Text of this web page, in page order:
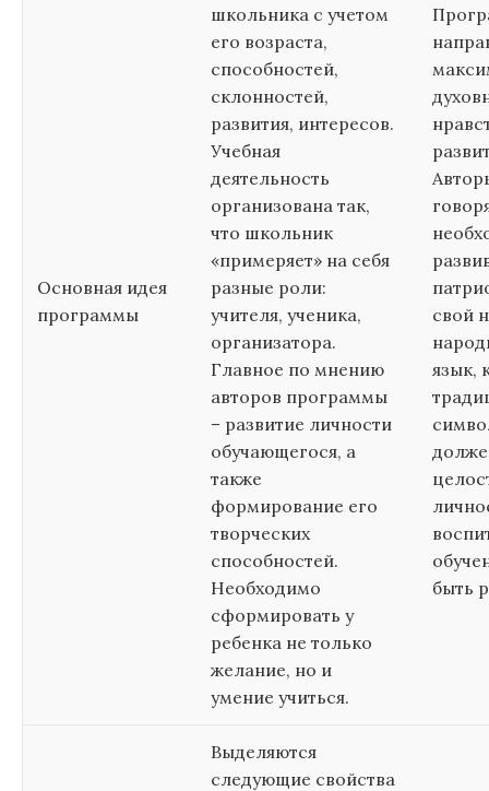
Основная идея
программы
школьника с учетом
его возраста,
способностей,
склонностей,
развития, интересов.
Учебная
деятельность
организована так,
что школьник
«примеряет» на себя
разные роли:
учителя, ученика,
организатора.
Главное по мнению
авторов программы
– развитие личности
обучающегося, а
также
формирование его
творческих
способностей.
Необходимо
сформировать у
ребенка не только
желание, но и
умение учиться.
свой
язык,
быть
Выделяются
следующие свойства